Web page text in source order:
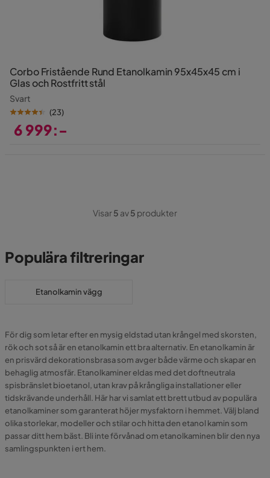
Corbo Fristående Rund Etanolkamin 95x45x45 cm i
Glas och Rostfritt stål
Svart
(23)
6 999:-
Visar5 av5 produkter
Populära filtreringar
Etanolkamin vägg
För dig som letar efter en mysig eldstad utan krångel med skorsten,
rök och sot så är en etanolkamin ett bra alternativ. En etanolkamin är
en prisvärd dekorationsbrasa som avger både värme och skapar en
behaglig atmosfär. Etanolkaminer eldas med det doftneutrala
spisbränslet bioetanol, utan krav på krångliga installationer eller
tidskrävande underhåll. Här har vi samlat ett brett utbud av populära
etanolkaminer som garanterat höjer mysfaktorn i hemmet. Välj bland
olika storlekar, modeller och stilar och hitta den etanol kamin som
passar ditt hem bäst. Bli inte förvånad om etanolkaminen blir den nya
samlingspunkten i ert hem.